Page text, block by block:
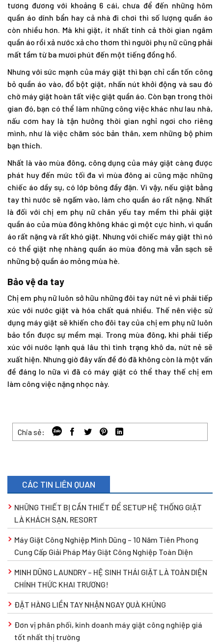
tương đương với khoảng 6 cái, chưa để đến những hôm
quần áo dính bẩn hay cả nhà đi chơi thì số lượng quần áo
còn nhiều hơn. Mà khi giặt, ít nhất tính cả thời gian ngâm
quần áo rồi xả nước xả cho thơm thì người phụ nữ cũng phải
mất tầm từ ba mươi phút đến một tiếng đồng hồ.
Nhưng với sức mạnh của máy giặt thì bạn chỉ cần tốn công
bỏ quần áo vào, đổ bột giặt, nhấn nút khởi động và sau đó
chờ máy giặt hoàn tất việc giặt quần áo. Còn bạn trong thời
gian đó, bạn có thể làm những công việc khác như lau nhà,
nấu cơm hay là tận hưởng thời gian nghỉ ngơi cho riêng
mình, như là việc chăm sóc bản thân, xem những bộ phim
bạn thích.
Nhất là vào mùa đông, công dụng của máy giặt càng được
phát huy đến mức tối đa vì mùa đông ai cũng mặc những
chiếc áo dầy sụ, có lớp bông đầy đặn. Vì vậy, nếu giặt bằng
tay thì nước sẽ ngấm vào, làm cho quần áo rất nặng. Nhất
là đối với chị em phụ nữ chân yếu tay mềm thì phải giặt
quần áo của mùa đông không khác gì một cực hình, vì quần
áo rất nặng và rất khó giặt. Nhưng với chiếc máy giặt thì nó
có thể giặt nhẹ nhàng quần áo mùa đông mà vẫn sạch sẽ
những bộ quần áo mỏng mùa hè.
Bảo vệ da tay
Chị em phụ nữ luôn sở hữu những đôi tay nứt nẻ vì phải tiếp
xúc với nước giặt và hóa chất quá nhiều. Thế nên việc sử
dụng máy giặt sẽ khiến cho đôi tay của chị em phụ nữ luôn
bảo tồn được sự mềm mại. Trong mùa đông, khi phải tiếp
xúc với nước lạnh quá lâu thì tình trạng khô da, nứt nẻ sẽ
xuất hiện. Nhưng giờ đây vấn đề đó đã không còn là một vấn
đề đáng lo nữa vì đã có máy giặt có thể thay thế chị em
làm công việc nặng nhọc này.
Chia sẻ:
CÁC TIN LIÊN QUAN
NHỮNG THIẾT BỊ CẦN THIẾT ĐỂ SETUP HỆ THỐNG GIẶT
LÀ KHÁCH SẠN, RESORT
Máy Giặt Công Nghiệp Minh Dũng – 10 Năm Tiên Phong
Cung Cấp Giải Pháp Máy Giặt Công Nghiệp Toàn Diện
MINH DŨNG LAUNDRY – HỆ SINH THÁI GIẶT LÀ TOÀN DIỆN
CHÍNH THỨC KHAI TRƯƠNG!
ĐẶT HÀNG LIỀN TAY NHẬN NGAY QUÀ KHỦNG
Đơn vị phân phối, kinh doanh máy giặt công nghiệp giá
tốt nhất thị trường